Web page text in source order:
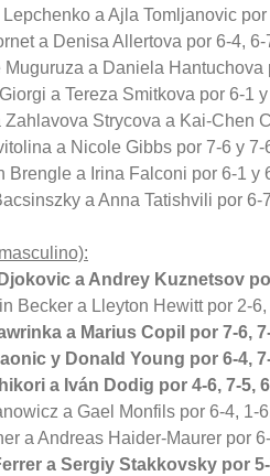
a Ajla Tomljanovic por
a Denisa Allertova por 6-4, 6-
Muguruza a Daniela Hantuchova
a Tereza Smitkova por 6-1 y
Zahlavova Strycova a Kai-Chen
a Nicole Gibbs por 7-6 y 7-
Brengle a Irina Falconi por 6-1 y
a Anna Tatishvili por 6-
a Andrey Kuznetsov
Becker a Lleyton Hewitt por 2-6,
a Marius Copil por 7-6,
y Donald Young por 6-4,
a Iván Dodig por 4-6, 7-5,
a Gael Monfils por 6-4, 1-
a Andreas Haider-Maurer por
a Sergiy Stakkovsky por 5-